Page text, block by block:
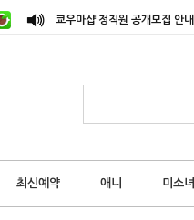
쿄우마샵 정직원 공개모집 안내
최신예약 애니 미소녀